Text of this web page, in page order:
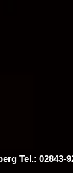
Tel.: 02843-